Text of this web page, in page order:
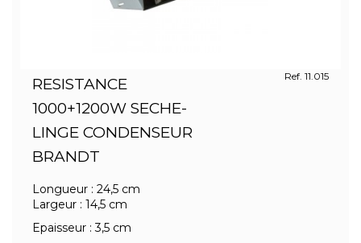
RESISTANCE
1000+1200W SECHE-
LINGE CONDENSEUR
BRANDT
Ref. 11.015
Longueur : 24,5 cm
Largeur : 14,5 cm
Epaisseur : 3,5 cm